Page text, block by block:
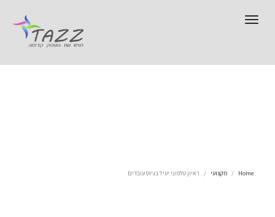
Toggle
Home מקצועי ראיון טלפוני יעיל בגיוס עובדים